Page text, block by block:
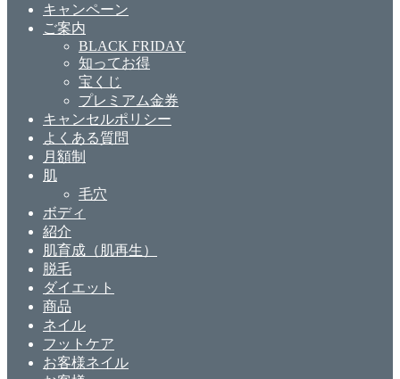
キャンペーン
ご案内
BLACK FRIDAY
知ってお得
宝くじ
プレミアム金券
キャンセルポリシー
よくある質問
月額制
肌
毛穴
ボディ
紹介
肌育成（肌再生）
脱毛
ダイエット
商品
ネイル
フットケア
お客様ネイル